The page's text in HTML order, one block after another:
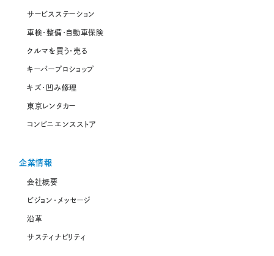
サービスステーション
車検・整備・自動車保険
クルマを買う・売る
キーパープロショップ
キズ・凹み修理
東京レンタカー
コンビニエンスストア
企業情報
会社概要
ビジョン・メッセージ
沿革
サスティナビリティ